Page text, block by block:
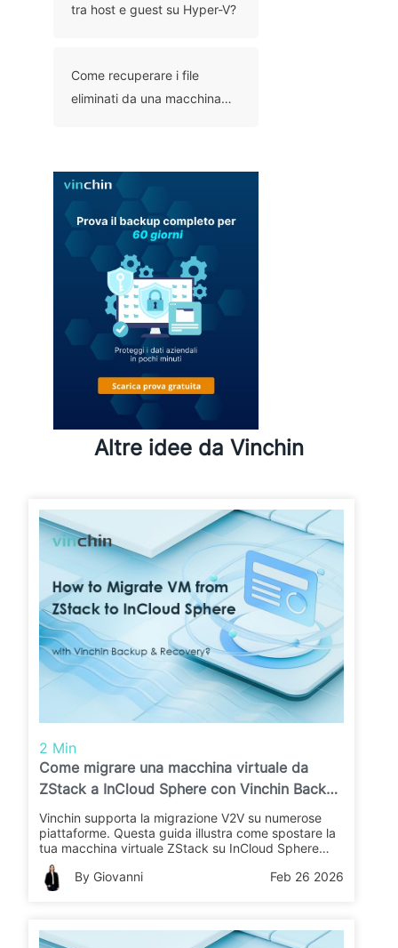
tra host e guest su Hyper-V?
Come recuperare i file
eliminati da una macchina
Altre idee da Vinchin
2 Min
Come migrare una macchina virtuale da
ZStack a InCloud Sphere con Vinchin Backup
& Recovery?
Vinchin supporta la migrazione V2V su numerose
piattaforme. Questa guida illustra come spostare la
tua macchina virtuale ZStack su InCloud Sphere
utilizzando Vinchin Backup & Recovery. Scopri i
passaggi per una migrazione rapida e affidabile.
By Giovanni Feb 26 2026